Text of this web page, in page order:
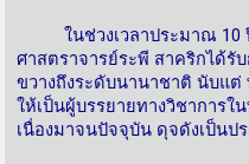
ในช่วงเวลาประมาณ 10 ปี
ศาสตราจารย์ระพี สาคริกได้รั
ขวางถึงระดับนานาชาติ นับแต่
ให้เป็นผู้บรรยายทางวิชาการ
เนื่องมาจนปัจจุบัน ดุจดังเป็นป